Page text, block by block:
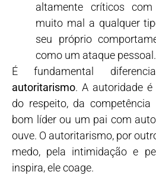
altamente críticos
muito mal a qualquer
seu próprio
como um ataque pessoal.
É fundamental
autoritarismo. A autoridade
do respeito, da
bom líder ou um pai com
ouve. O autoritarismo, por
medo, pela intimidação e
inspira, ele coage.